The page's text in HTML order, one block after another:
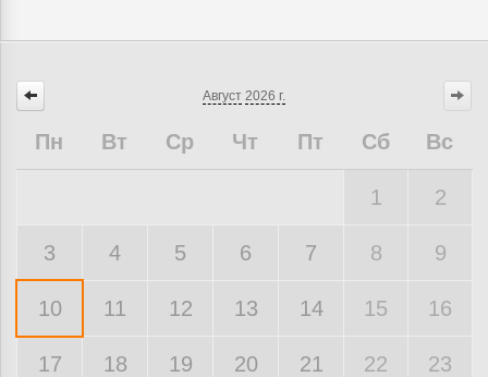
Август 2026 г.
Пн Вт Ср Чт Пт Сб Вс
1 2
3 4 5 6 7 8 9
10 11 12 13 14 15 16
17 18 19 20 21 22 23